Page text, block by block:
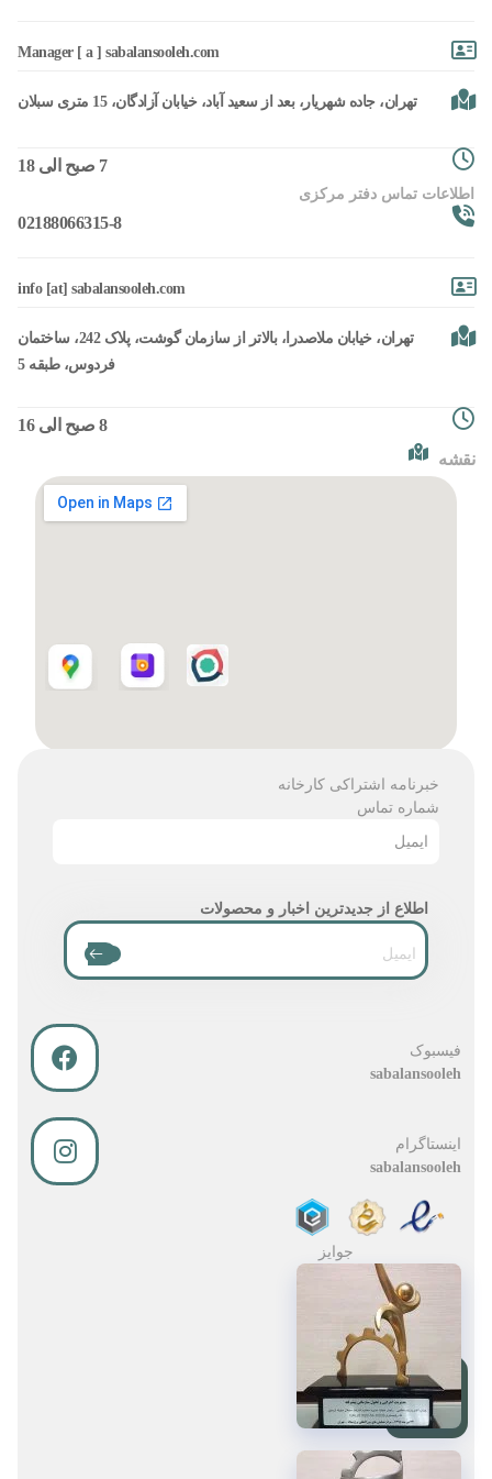
Manager [ a ] sabalansooleh.com
تهران، جاده شهریار، بعد از سعید آباد، خیابان آزادگان، 15 متری سبلان
7 صبح الی 18
اطلاعات تماس دفتر مرکزی
02188066315-8
info [at] sabalansooleh.com
تهران، خیابان ملاصدرا، بالاتر از سازمان گوشت، پلاک 242، ساختمان
فردوس، طبقه 5
8 صبح الی 16
نقشه
خبرنامه اشتراکی کارخانه
شماره تماس
ایمیل
اطلاع از جدیدترین اخبار و محصولات
فیسبوک
sabalansooleh
اینستاگرام
sabalansooleh
جوایز